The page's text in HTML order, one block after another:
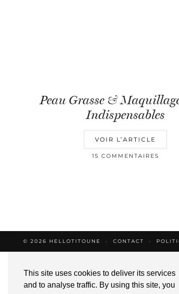
This site uses cookies to deliver its services
and to analyse traffic. By using this site, you
Peau Grasse &
Indispensables
VOIR L’ARTICLE
15 COMMENTAIRES
© 2026 HELLOTITOUNE CONTACT